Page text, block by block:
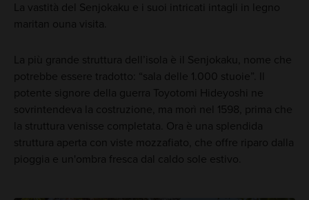
La vastità del Senjokaku e i suoi intricati intagli in legno
maritan ouna visita.
La più grande struttura dell’isola è il Senjokaku, nome che
potrebbe essere tradotto: “sala delle 1.000 stuoie”. Il
potente signore della guerra Toyotomi Hideyoshi ne
sovrintendeva la costruzione, ma morì nel 1598, prima che
la struttura venisse completata. Ora è una splendida
struttura aperta con viste mozzafiato, che offre riparo dalla
pioggia e un'ombra fresca dal caldo sole estivo.